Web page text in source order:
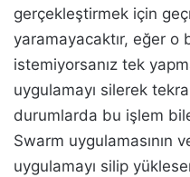
gerçekleştirmek için
yaramayacaktır, eğer o
istemiyorsanız tek
uygulamayı silerek
durumlarda bu işlem
Swarm uygulamasının
uygulamayı silip